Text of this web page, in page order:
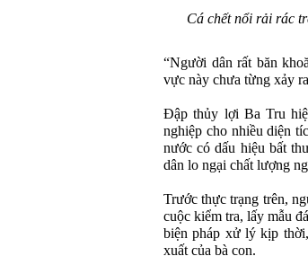
Cá chết nổi rải rác
“Người dân rất băn
vực này chưa từng xảy
Đập thủy lợi Ba Tru
nghiệp cho nhiều diện
nước có dấu hiệu bất
dân lo ngại chất lượng
Trước thực trạng trên,
cuộc kiểm tra, lấy mẫu
biện pháp xử lý kịp
xuất của bà con.